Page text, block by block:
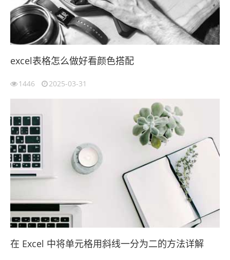
excel表格怎么做好看颜色搭配
1446 2025-03-31
在 Excel 中将单元格用斜线一分为二的方法详解